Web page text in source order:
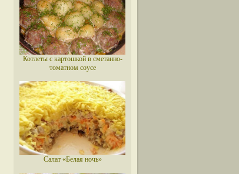
Котлеты с картошкой в сметанно-
томатном соусе
Салат «Белая ночь»